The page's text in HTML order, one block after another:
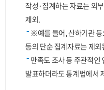
작성·집계하는 자료는 외
제외.
※예를 들어, 산하기관 등
등의 단순 집계자료는 제외
만족도 조사 등 주관적인
발표하더라도 통계법에서